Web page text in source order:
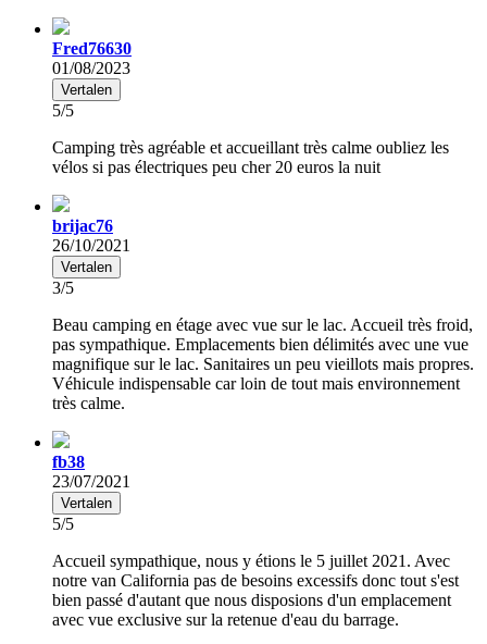
Fred76630
01/08/2023
Vertalen
5/5
Camping très agréable et accueillant très calme oubliez les
vélos si pas électriques peu cher 20 euros la nuit
brijac76
26/10/2021
Vertalen
3/5
Beau camping en étage avec vue sur le lac. Accueil très froid,
pas sympathique. Emplacements bien délimités avec une vue
magnifique sur le lac. Sanitaires un peu vieillots mais propres.
Véhicule indispensable car loin de tout mais environnement
très calme.
fb38
23/07/2021
Vertalen
5/5
Accueil sympathique, nous y étions le 5 juillet 2021. Avec
notre van California pas de besoins excessifs donc tout s'est
bien passé d'autant que nous disposions d'un emplacement
avec vue exclusive sur la retenue d'eau du barrage.